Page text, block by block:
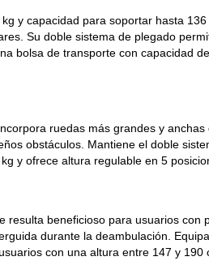
y capacidad para soportar hasta
Su doble sistema de plegado
bolsa de transporte con capacidad
ruedas más grandes y
obstáculos. Mantiene el doble
y ofrece altura regulable en 5
beneficioso para usuarios con
durante la deambulación.
con una altura entre 147 y 190